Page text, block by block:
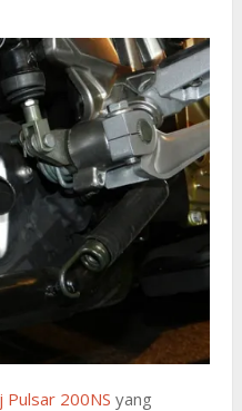
Pulsar 200NS yang